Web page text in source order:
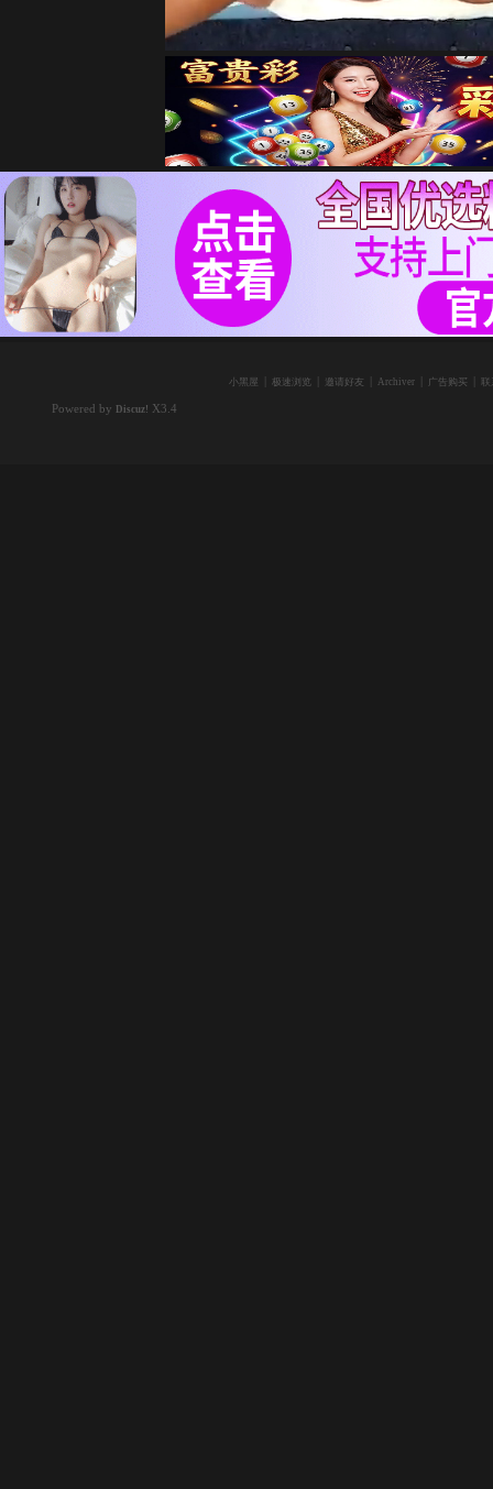
小黑屋 极速浏览 邀请好友 Archiver 广告购买
Powered by Discuz! X3.4